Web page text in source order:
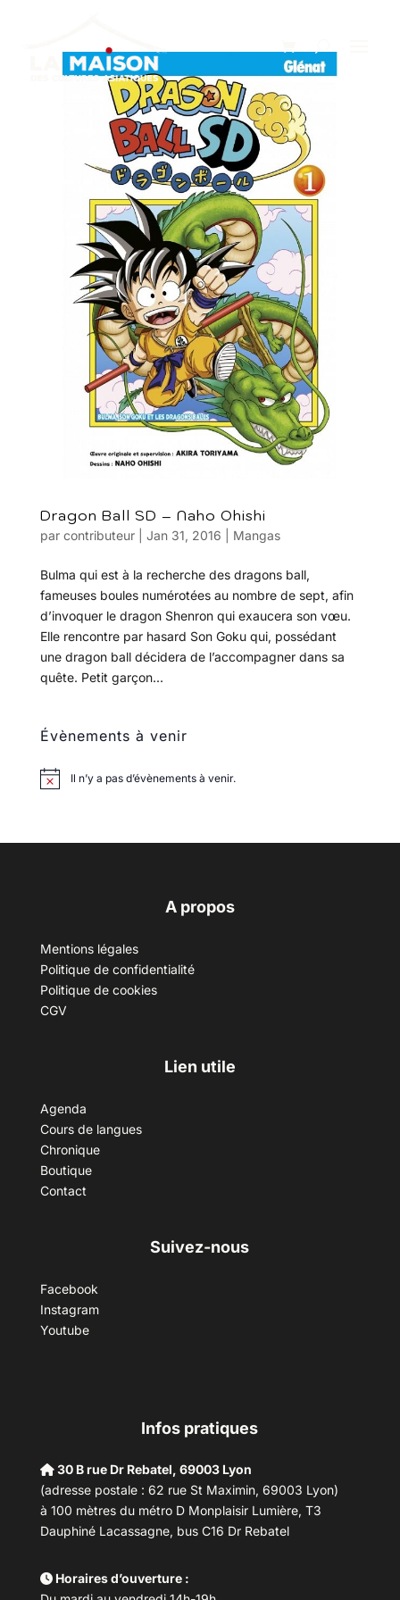
Dragon Ball SD – Naho Ohishi
par contributeur| Jan 31, 2016 Mangas
Bulma qui est à la recherche des dragons ball,
fameuses boules numérotées au nombre de sept, afin
d’invoquer le dragon Shenron qui exaucera son vœu.
Elle rencontre par hasard Son Goku qui, possédant
une dragon ball décidera de l’accompagner dans sa
quête. Petit garçon...
Évènements à venir
Il n’y a pas d’évènements à venir.
A propos
Mentions légales
Politique de confidentialité
Politique de cookies
CGV
Lien utile
Agenda
Cours de langues
Chronique
Boutique
Contact
Suivez-nous
Facebook
Instagram
Youtube
Infos pratiques
30 B rue Dr Rebatel, 69003 Lyon
(adresse postale : 62 rue St Maximin, 69003 Lyon)
à 100 mètres du métro D Monplaisir Lumière, T3
Dauphiné Lacassagne, bus C16 Dr Rebatel
Horaires d’ouverture :